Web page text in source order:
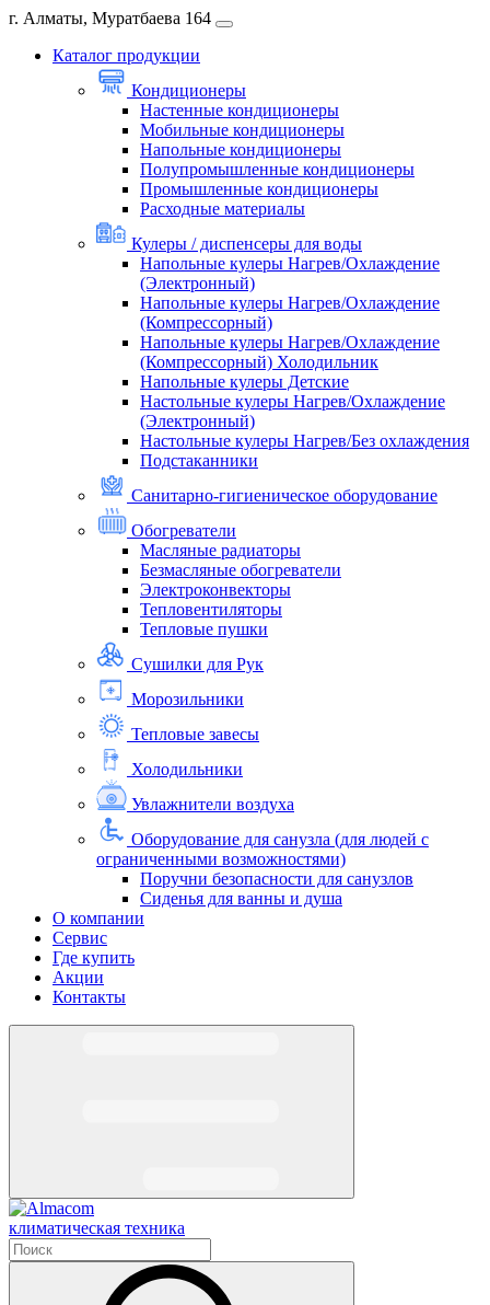
г. Алматы, Муратбаева 164
Каталог продукции
Кондиционеры
Настенные кондиционеры
Мобильные кондиционеры
Напольные кондиционеры
Полупромышленные кондиционеры
Промышленные кондиционеры
Расходные материалы
Кулеры / диспенсеры для воды
Напольные кулеры Нагрев/Охлаждение
(Электронный)
Напольные кулеры Нагрев/Охлаждение
(Компрессорный)
Напольные кулеры Нагрев/Охлаждение
(Компрессорный) Холодильник
Напольные кулеры Детские
Настольные кулеры Нагрев/Охлаждение
(Электронный)
Настольные кулеры Нагрев/Без охлаждения
Подстаканники
Санитарно-гигиеническое оборудование
Обогреватели
Масляные радиаторы
Безмасляные обогреватели
Электроконвекторы
Тепловентиляторы
Тепловые пушки
Сушилки для Рук
Морозильники
Тепловые завесы
Холодильники
Увлажнители воздуха
Оборудование для санузла (для людей с
ограниченными возможностями)
Поручни безопасности для санузлов
Сиденья для ванны и душа
О компании
Сервис
Где купить
Акции
Контакты
климатическая техника